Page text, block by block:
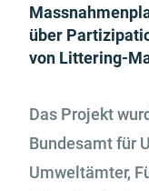
über
von Littering-
Das Projekt
Bundesamt für
Umweltämter,